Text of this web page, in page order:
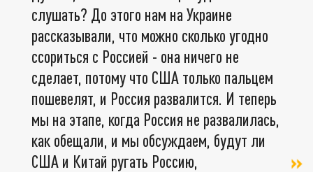
слушать? До этого нам на Украине
рассказывали, что можно сколько угодно
ссориться с Россией - она ничего не
сделает, потому что США только пальцем
пошевелят, и Россия развалится. И теперь
мы на этапе, когда Россия не развалилась,
как обещали, и мы обсуждаем, будут ли
США и Китай ругать Россию,